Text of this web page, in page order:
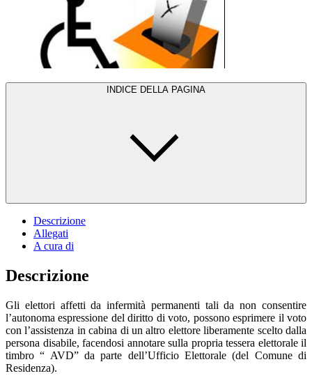
INDICE DELLA PAGINA
Descrizione
Allegati
A cura di
Descrizione
Gli elettori affetti da infermità permanenti tali da non consentire
l’autonoma espressione del diritto di voto, possono esprimere il voto
con l’assistenza in cabina di un altro elettore liberamente scelto dalla
persona disabile, facendosi annotare sulla propria tessera elettorale il
timbro “ AVD” da parte dell’Ufficio Elettorale (del Comune di
Residenza).